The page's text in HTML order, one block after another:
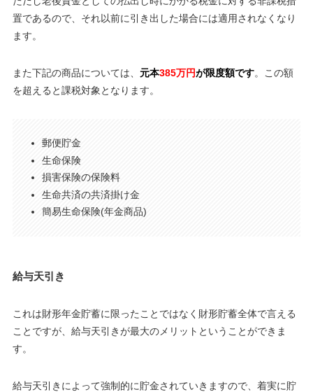
置であるので、それ以前に引き出した場合には適用されなくなり
ます。
また下記の商品については、 元本385万円が限度額です。この額
を超えると課税対象となります。
郵便貯金
生命保険
損害保険の保険料
生命共済の共済掛け金
簡易生命保険(年金商品)
給与天引き
これは財形年金貯蓄に限ったことではなく財形貯蓄全体で言える
ことですが、給与天引きが最大のメリットということができま
す。
給与天引きによって強制的に貯金されていきますので、着実に貯